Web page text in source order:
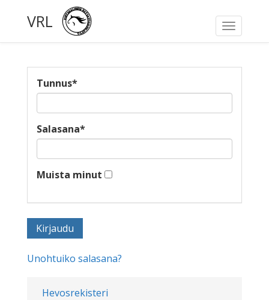
Toggle
VRL
Hevosrekisteri
Tunnus*
Salasana*
Muista minut
Unohtuiko salasana?